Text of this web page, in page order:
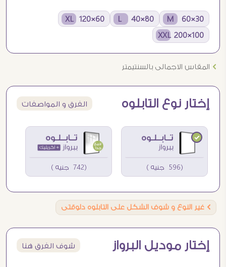
30×60 M
80×40 L
60×120 XL
100×200 XXL
Ö المقاس الاجمالى بالسنتيمتر
إختار نوع التابلوه الفرق و المواصفات
(596 جنيه ) (742 جنيه )
Ö غير النوع و شوف الشكل على التابلوه دلوقتى
إختار موديل البرواز شوف الفرق هنا